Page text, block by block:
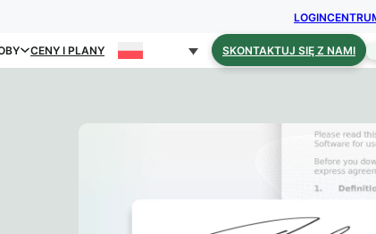
LOGIN
CENY I PLANY SKONTAKTUJ SIĘ Z NAMI